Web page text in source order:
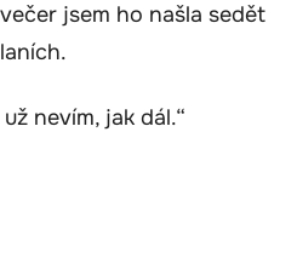
jsem ho našla sedět
nevím, jak dál.“